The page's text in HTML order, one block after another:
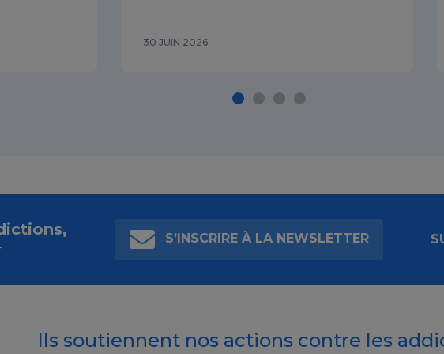
30 JUIN 2026
S’INSCRIRE À LA NEWSLETTER
Ils soutiennent nos actions contre les